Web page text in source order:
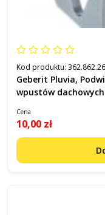
Kod produktu:
Geberit Pluvia,
wpustów
Cena
10,00 zł